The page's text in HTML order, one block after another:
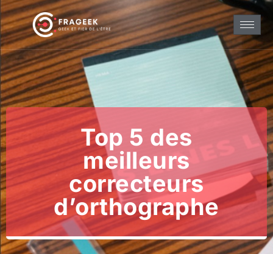
Top 5 des
meilleurs
correcteurs
d’orthographe